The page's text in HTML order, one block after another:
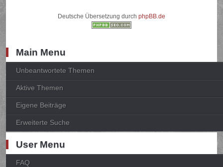
Deutsche Übersetzung durch phpBB.de
Main Menu
Unbeantwortete Themen
Aktive Themen
Eigene Beiträge
Erweiterte Suche
User Menu
FAQ